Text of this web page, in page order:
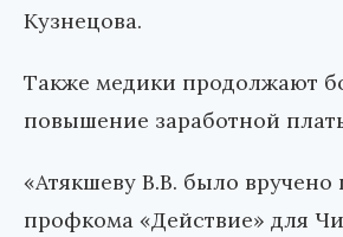
Кузнецова.
Также медики продолжают
повышение заработной
«Атякшеву В.В. было вручено
профкома «Действие» для